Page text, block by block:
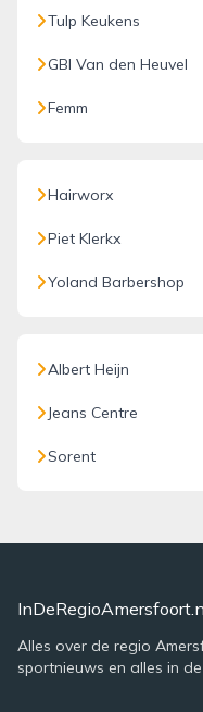
Tulp Keukens
GBI Van den Heuvel
Femm
Hairworx
Piet Klerkx
Yoland Barbershop
Albert Heijn
Jeans Centre
Sorent
Alles over de regio
sportnieuws en alles in